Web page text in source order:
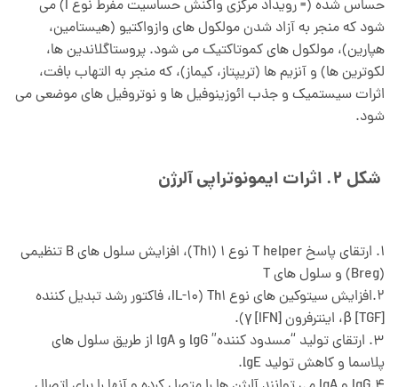
حساس شده (= رویداد مرکزی واکنش حساسیت مفرط نوع I) می
شود که منجر به آزاد شدن مولکول های وازواکتیو (هیستامین،
هپارین)، مولکول های کموتاکتیک می شود. پروستاگلاندین ها،
لکوترین ها) و آنزیم ها (تریپتاز، کیماز)، که منجر به التهاب بافت،
اثرات سیستمیک و جذب ائوزینوفیل ها و نوتروفیل های موضعی می
شود.
شکل 2. اثرات ایمونوتراپی آلرژن
1. ارتقای پاسخ T helper نوع 1 (Th1)، افزایش سلول های B تنظیمی
(Breg) و سلول های T
2.افزایش سیتوکین های نوع Th1 (IL-10، فاکتور رشد تبدیل کننده
[TGF] β، اینترفرون [IFN] γ).
3. ارتقای تولید “مسدود کننده” lgG و lgA از طریق سلول های
پلاسما و کاهش تولید lgE.